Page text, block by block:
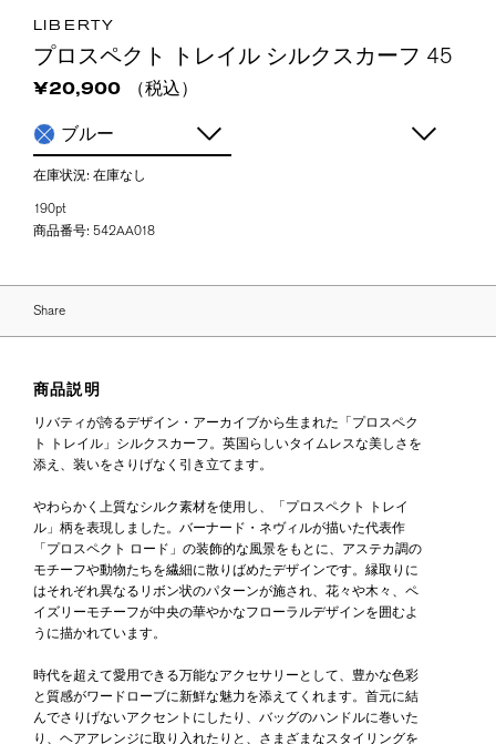
LIBERTY
プロスペクト トレイル シルクスカーフ 45
¥20,900
（税込）
ブルー
在庫状況: 在庫なし
190pt
商品番号: 542AA018
Share
商品説明
リバティが誇るデザイン・アーカイブから生まれた「プロスペク
ト トレイル」シルクスカーフ。英国らしいタイムレスな美しさを
添え、装いをさりげなく引き立てます。
やわらかく上質なシルク素材を使用し、「プロスペクト トレイ
ル」柄を表現しました。バーナード・ネヴィルが描いた代表作
「プロスペクト ロード」の装飾的な風景をもとに、アステカ調の
モチーフや動物たちを繊細に散りばめたデザインです。縁取りに
はそれぞれ異なるリボン状のパターンが施され、花々や木々、ペ
イズリーモチーフが中央の華やかなフローラルデザインを囲むよ
うに描かれています。
時代を超えて愛用できる万能なアクセサリーとして、豊かな色彩
と質感がワードローブに新鮮な魅力を添えてくれます。首元に結
んでさりげないアクセントにしたり、バッグのハンドルに巻いた
り、ヘアアレンジに取り入れたりと、さまざまなスタイリングを